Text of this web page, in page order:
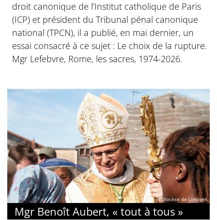
droit canonique de l’Institut catholique de Paris
(ICP) et président du Tribunal pénal canonique
national (TPCN), il a publié, en mai dernier, un
essai consacré à ce sujet : Le choix de la rupture.
Mgr Lefebvre, Rome, les sacres, 1974-2026.
© Diocèse de Limoges
Mgr Benoît Aubert, « tout à tous »